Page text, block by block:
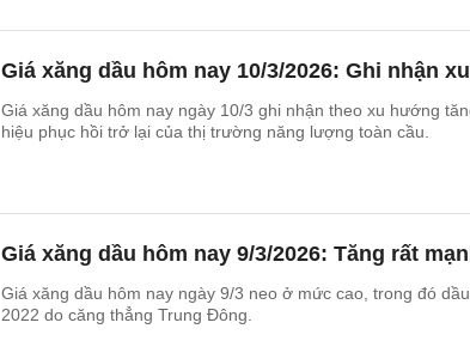
Giá xăng dầu hôm nay 10/3/2026: Ghi nhận
Giá xăng dầu hôm nay ngày 10/3 ghi nhận theo xu hướng
hiệu phục hồi trở lại của thị trường năng lượng toàn cầu.
Giá xăng dầu hôm nay 9/3/2026: Tăng rất
Giá xăng dầu hôm nay ngày 9/3 neo ở mức cao, trong đó dầu diesel và dầu hỏa vượt đỉnh năm
2022 do căng thẳng Trung Đông.